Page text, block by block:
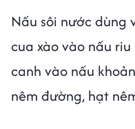
Nấu sôi nước dùng
cua xào vào nấu
canh vào nấu
nêm đường, hạt